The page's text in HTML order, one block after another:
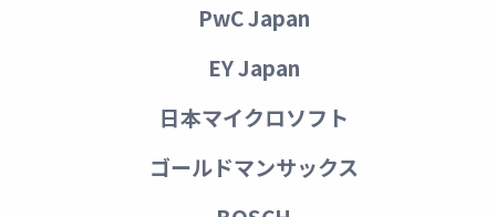
PwC Japan
EY Japan
日本マイクロソフト
ゴールドマンサックス